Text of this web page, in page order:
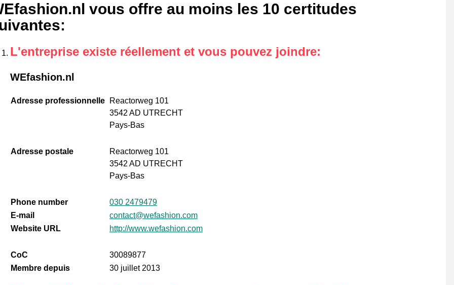
vous offre au moins les 10 certitudes
:
L'entreprise existe réellement et vous pouvez joindre:
WEfashion.nl
Adresse professionnelle
Reactorweg 101
3542 AD UTRECHT
Pays-Bas
Adresse postale
Reactorweg 101
3542 AD UTRECHT
Pays-Bas
Phone number
030 2479479
E-mail
contact@wefashion.com
Website URL
http://www.wefashion.com
CoC
30089877
Membre depuis
30 juillet 2013